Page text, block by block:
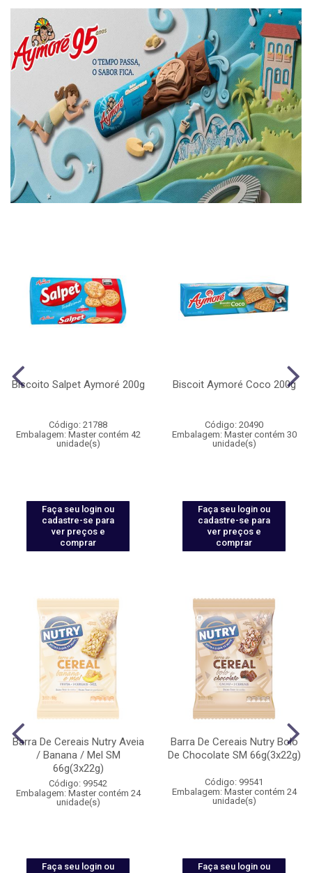
Biscoito Salpet Aymoré 200g
Código: 21788
Embalagem: Master contém 42
unidade(s)
Faça seu login ou
cadastre-se para
ver preços e
comprar
Biscoit Aymoré Coco 200g
Código: 20490
Embalagem: Master contém 30
unidade(s)
Faça seu login ou
cadastre-se para
ver preços e
comprar
Barra De Cereais Nutry Aveia
/ Banana / Mel SM
66g(3x22g)
Código: 99542
Embalagem: Master contém 24
unidade(s)
Faça seu login ou
Barra De Cereais Nutry Bolo
De Chocolate SM 66g(3x22g)
Código: 99541
Embalagem: Master contém 24
unidade(s)
Faça seu login ou